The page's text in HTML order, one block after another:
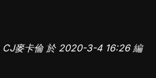
CJ麥卡倫 於 2020-3-4 16:26 編